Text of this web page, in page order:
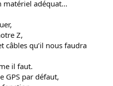
matériel adéquat...
Z,
câbles qu’il nous faudra
il faut.
GPS par défaut,